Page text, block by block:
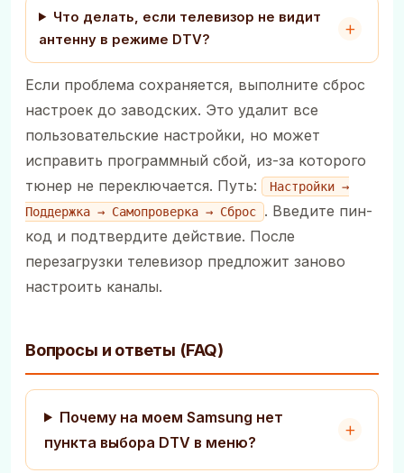
Что делать, если телевизор не видит
антенну в режиме DTV?
Если проблема сохраняется, выполните сброс
настроек до заводских. Это удалит все
пользовательские настройки, но может
исправить программный сбой, из-за которого
тюнер не переключается. Путь:
Настройки →
Поддержка → Самопроверка → Сброс
. Введите пин-
код и подтвердите действие. После
перезагрузки телевизор предложит заново
настроить каналы.
Вопросы и ответы (FAQ)
Почему на моем Samsung нет
пункта выбора DTV в меню?